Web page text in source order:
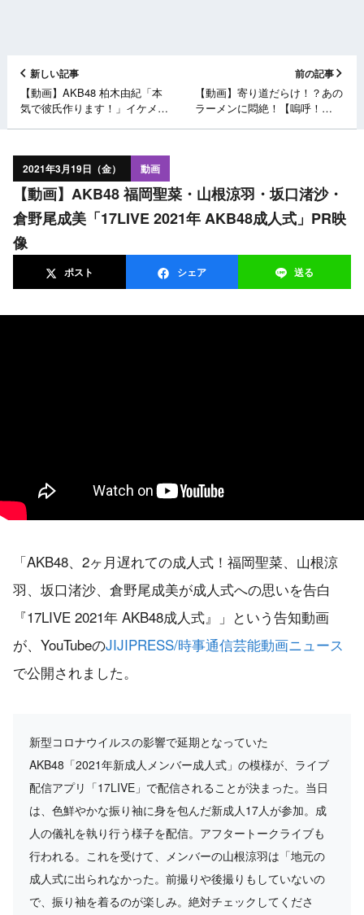
新しい記事
【動画】AKB48 柏木由紀「本
気で彼氏作ります！」イケメン
ダ3】
前の記事
【動画】寄り道だらけ！？あの
ラーメンに悶絶！【嗚呼！
2021年3月19日（金） 動画
【動画】AKB48 福岡聖菜・山根涼羽・坂口渚沙・
倉野尾成美「17LIVE 2021年 AKB48成人式」PR映
像
ポスト シェア 送る
「AKB48、2ヶ月遅れての成人式！福岡聖菜、山根涼
羽、坂口渚沙、倉野尾成美が成人式への思いを告白
『17LIVE 2021年 AKB48成人式』」という告知動画
が、YouTubeのJIJIPRESS/時事通信芸能動画ニュース
で公開されました。
新型コロナウイルスの影響で延期となっていた
AKB48「2021年新成人メンバー成人式」の模様が、ライブ
配信アプリ「17LIVE」で配信されることが決まった。当日
は、色鮮やかな振り袖に身を包んだ新成人17人が参加。成
人の儀礼を執り行う様子を配信。アフタートークライブも
行われる。これを受けて、メンバーの山根涼羽は「地元の
成人式に出られなかった。前撮りや後撮りもしていないの
で、振り袖を着るのが楽しみ。絶対チェックしてくださ